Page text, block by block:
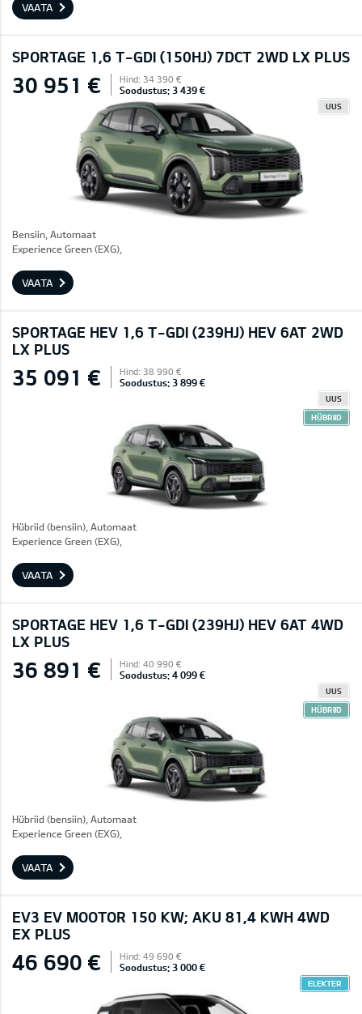
VAATA
SPORTAGE 1,6 T-GDI (150HJ) 7DCT 2WD LX PLUS
30 951 € Hind: 34 390 €
Soodustus: 3 439 €
UUS
Bensiin, Automaat
Experience Green (EXG),
VAATA
SPORTAGE HEV 1,6 T-GDI (239HJ) HEV 6AT 2WD
LX PLUS
35 091 € Hind: 38 990 €
Soodustus: 3 899 €
UUS
HÜBRIID
Hübriid (bensiin), Automaat
Experience Green (EXG),
VAATA
SPORTAGE HEV 1,6 T-GDI (239HJ) HEV 6AT 4WD
LX PLUS
36 891 € Hind: 40 990 €
Soodustus: 4 099 €
UUS
HÜBRIID
Hübriid (bensiin), Automaat
Experience Green (EXG),
VAATA
EV3 EV MOOTOR 150 KW; AKU 81,4 KWH 4WD
EX PLUS
46 690 € Hind: 49 690 €
Soodustus: 3 000 €
ELEKTER